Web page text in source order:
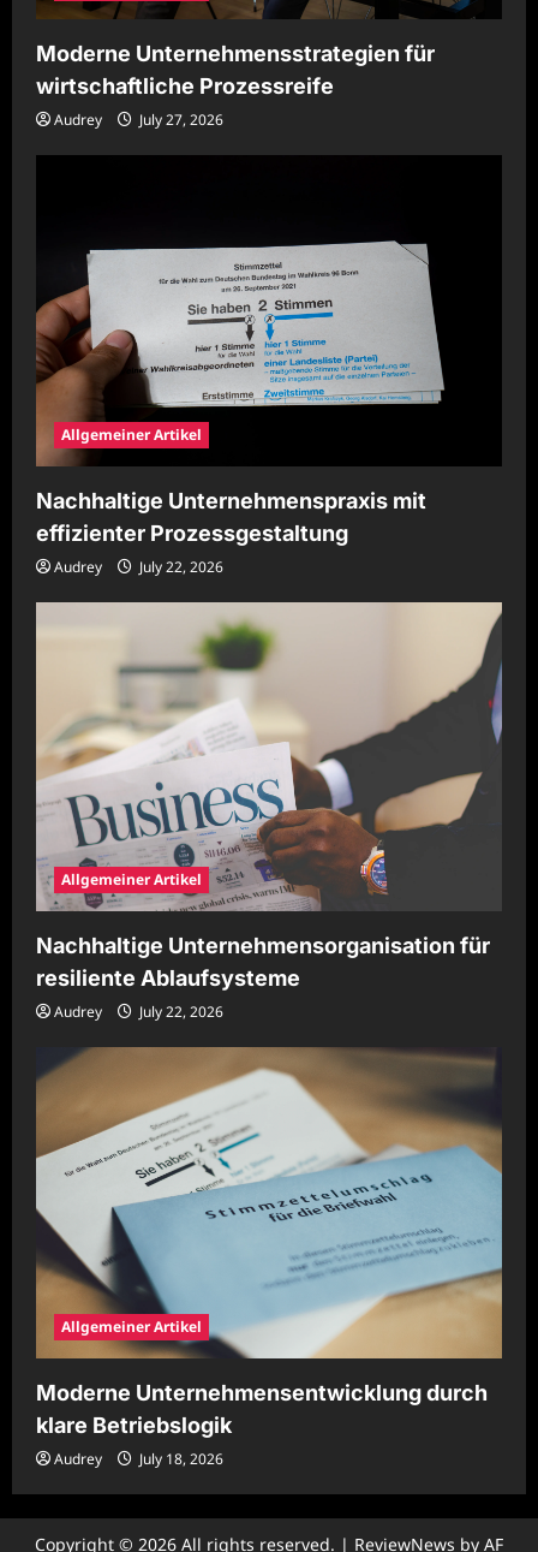
Moderne Unternehmensstrategien für
wirtschaftliche Prozessreife
Audrey July 27, 2026
Allgemeiner Artikel
Nachhaltige Unternehmenspraxis mit
effizienter Prozessgestaltung
Audrey July 22, 2026
Allgemeiner Artikel
Nachhaltige Unternehmensorganisation für
resiliente Ablaufsysteme
Audrey July 22, 2026
Allgemeiner Artikel
Moderne Unternehmensentwicklung durch
klare Betriebslogik
Audrey July 18, 2026
Copyright © 2026 All rights reserved. | ReviewNews by AF